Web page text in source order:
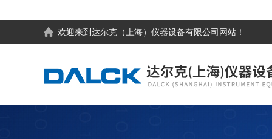
欢迎来到达尔克（上海）仪器设备有限公司 网站！